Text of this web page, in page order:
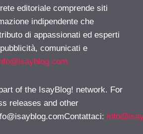
editoriale comprende siti
indipendente che
di appassionati ed esperti
comunicati e
of the IsayBlog! network. For
releases and other
: